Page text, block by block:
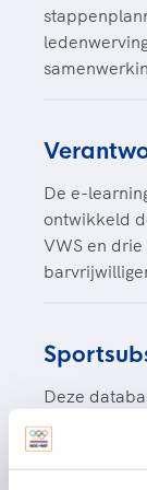
De e-
ontwikkeld
VWS en
Deze
Bewegen
Nederland.